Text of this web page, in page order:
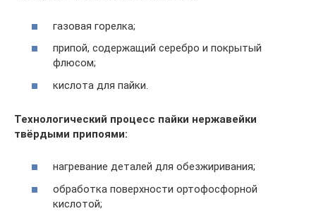
газовая горелка;
припой, содержащий серебро и покрытый
флюсом;
кислота для пайки.
Технологический процесс пайки нержавейки
твёрдыми припоями:
нагревание деталей для обезжиривания;
обработка поверхности ортофосфорной
кислотой;